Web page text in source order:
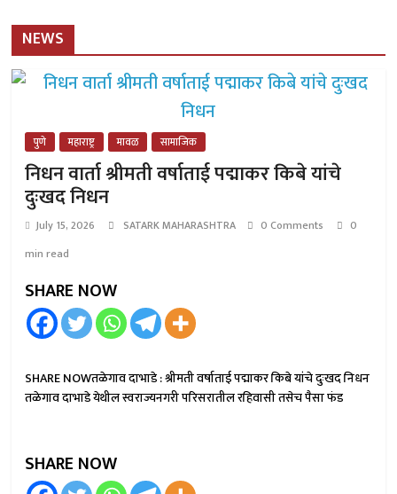
NEWS
पुणे महाराष्ट्र मावळ सामाजिक
निधन वार्ता श्रीमती वर्षाताई पद्माकर किबे यांचे
दुःखद निधन
July 15, 2026 SATARK MAHARASHTRA 0 Comments
0
min read
SHARE NOW
SHARE NOWतळेगाव दाभाडे : श्रीमती वर्षाताई पद्माकर किबे यांचे दुःखद निधन
तळेगाव दाभाडे येथील स्वराज्यनगरी परिसरातील रहिवासी तसेच पैसा फंड
SHARE NOW